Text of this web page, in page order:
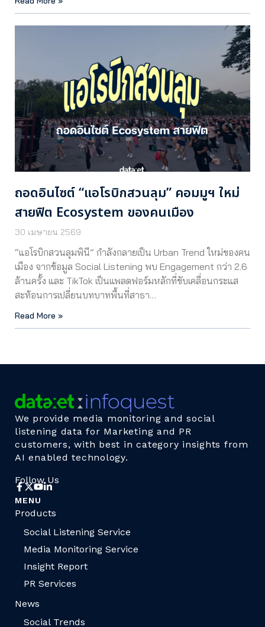
ถอดอินไซต์ “แอโรบิกสวนลุม” คอมมูฯ ใหม่
สายฟิต Ecosystem ของคนเมือง
30 เมษายน 2569
“แอโรบิกสวนลุมพินี” กำลังกลายเป็น Urban Trend ใหม่ของคน
เมือง จากข้อมูล Social Listening พบ Engagement กว่า 2.6
ล้านครั้ง และ TikTok เป็นแพลตฟอร์มหลักที่ขับเคลื่อนกระแส
สะท้อนการเปลี่ยนบทบาทพื้นที่สาธา…
Read More »
We provide media monitoring and social
listening data for Marketing and PR
customers, with best in category insights from
AI enabled technology.
Follow Us
MENU
Products
Social Listening Service
Media Monitoring Service
Insight Report
PR Services
News
Social Trends